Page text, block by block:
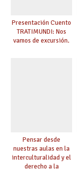
Presentación Cuento
TRATIMUNDI: Nos
vamos de excursión.
Pensar desde
nuestras aulas en la
interculturalidad y el
derecho a la